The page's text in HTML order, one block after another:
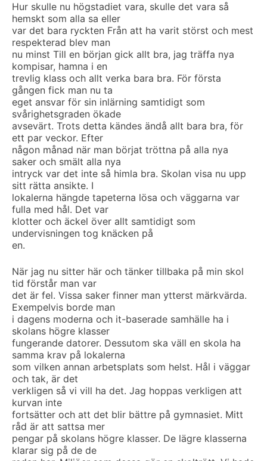
Hur skulle nu högstadiet vara, skulle det vara så
hemskt som alla sa eller
var det bara ryckten Från att ha varit störst och mest
respekterad blev man
nu minst Till en början gick allt bra, jag träffa nya
kompisar, hamna i en
trevlig klass och allt verka bara bra. För första
gången fick man nu ta
eget ansvar för sin inlärning samtidigt som
svårighetsgraden ökade
avsevärt. Trots detta kändes ändå allt bara bra, för
ett par veckor. Efter
någon månad när man börjat tröttna på alla nya
saker och smält alla nya
intryck var det inte så himla bra. Skolan visa nu upp
sitt rätta ansikte. I
lokalerna hängde tapeterna lösa och väggarna var
fulla med hål. Det var
klotter och äckel över allt samtidigt som
undervisningen tog knäcken på
en.
När jag nu sitter här och tänker tillbaka på min skol
tid förstår man var
det är fel. Vissa saker finner man ytterst märkvärda.
Exempelvis borde man
i dagens moderna och it-baserade samhälle ha i
skolans högre klasser
fungerande datorer. Dessutom ska väll en skola ha
samma krav på lokalerna
som vilken annan arbetsplats som helst. Hål i väggar
och tak, är det
verkligen så vi vill ha det. Jag hoppas verkligen att
kurvan inte
fortsätter och att det blir bättre på gymnasiet. Mitt
råd är att sattsa mer
pengar på skolans högre klasser. De lägre klasserna
klarar sig på de de